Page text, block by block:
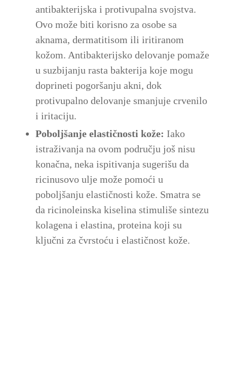
antibakterijska i protivupalna svojstva.
Ovo može biti korisno za osobe sa
aknama, dermatitisom ili iritiranom
kožom. Antibakterijsko delovanje pomaže
u suzbijanju rasta bakterija koje mogu
doprineti pogoršanju akni, dok
protivupalno delovanje smanjuje crvenilo
i iritaciju.
Poboljšanje elastičnosti kože: Iako
istraživanja na ovom području još nisu
konačna, neka ispitivanja sugerišu da
ricinusovo ulje može pomoći u
poboljšanju elastičnosti kože. Smatra se
da ricinoleinska kiselina stimuliše sintezu
kolagena i elastina, proteina koji su
ključni za čvrstoću i elastičnost kože.